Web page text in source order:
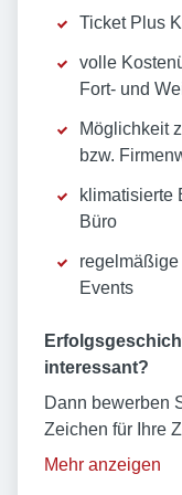
Ticket Plus
volle
Fort- und
Möglichkeit
bzw.
klimatisierte
Büro
regelmäßige
Events
E
interessant?
Dann bewerben
Zeichen für Ihre
Mehr anzeigen